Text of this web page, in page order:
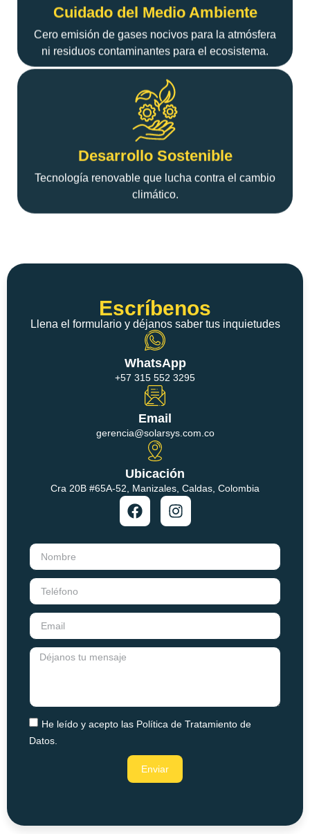
Cuidado del Medio Ambiente
Cero emisión de gases nocivos para la atmósfera
ni residuos contaminantes para el ecosistema.
Desarrollo Sostenible
Tecnología renovable que lucha contra el cambio
climático.
Escríbenos
Llena el formulario y déjanos saber tus inquietudes
WhatsApp
+57 315 552 3295
Email
gerencia@solarsys.com.co
Ubicación
Cra 20B #65A-52, Manizales, Caldas, Colombia
He leído y acepto las Política de Tratamiento de
Datos.
Enviar